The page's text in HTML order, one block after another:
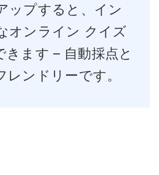
ップすると、イン
オンライン クイズ
きます – 自動採点と
ンドリーです。